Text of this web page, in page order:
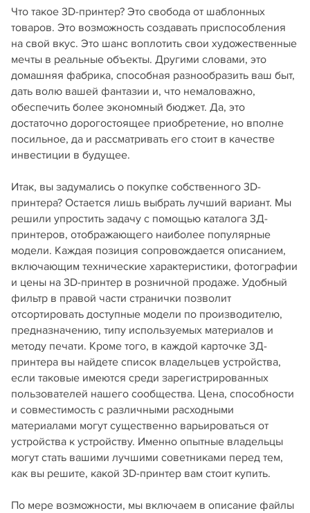
Что такое 3D-принтер? Это свобода от шаблонных
товаров. Это возможность создавать приспособления
на свой вкус. Это шанс воплотить свои художественные
мечты в реальные объекты. Другими словами, это
домашняя фабрика, способная разнообразить ваш быт,
дать волю вашей фантазии и, что немаловажно,
обеспечить более экономный бюджет. Да, это
достаточно дорогостоящее приобретение, но вполне
посильное, да и рассматривать его стоит в качестве
инвестиции в будущее.
Итак, вы задумались о покупке собственного 3D-
принтера? Остается лишь выбрать лучший вариант. Мы
решили упростить задачу с помощью каталога 3Д-
принтеров, отображающего наиболее популярные
модели. Каждая позиция сопровождается описанием,
включающим технические характеристики, фотографии
и цены на 3D-принтер в розничной продаже. Удобный
фильтр в правой части странички позволит
отсортировать доступные модели по производителю,
предназначению, типу используемых материалов и
методу печати. Кроме того, в каждой карточке 3Д-
принтера вы найдете список владельцев устройства,
если таковые имеются среди зарегистрированных
пользователей нашего сообщества. Цена, способности
и совместимость с различными расходными
материалами могут существенно варьироваться от
устройства к устройству. Именно опытные владельцы
могут стать вашими лучшими советниками перед тем,
как вы решите, какой 3D-принтер вам стоит купить.
По мере возможности, мы включаем в описание файлы